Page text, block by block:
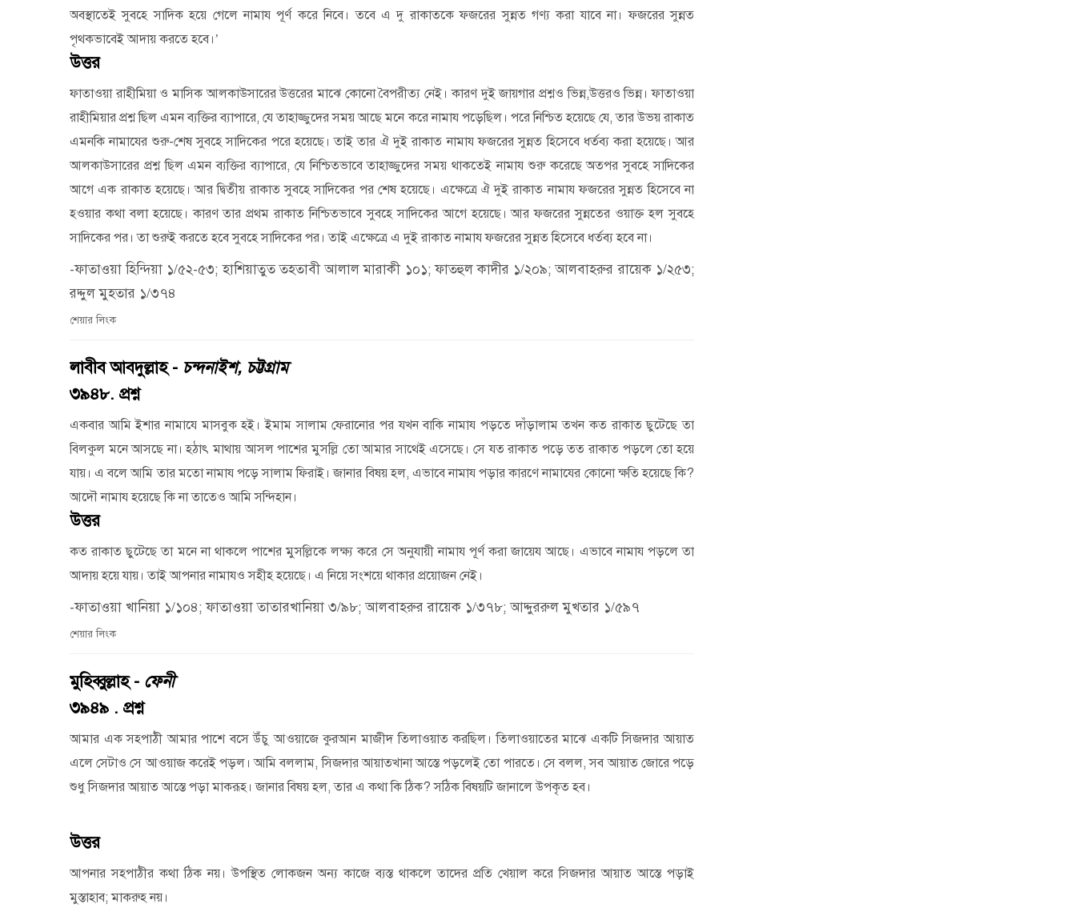
অবস্থাতেই সুবহে সাদিক হয়ে গেলে নামায পূর্ণ করে নিবে। তবে এ দু রাকাতকে ফজরের সুন্নত গণ্য করা যাবে না। ফজরের সুন্নত
পৃথকভাবেই আদায় করতে হবে।’
উত্তর
ফাতাওয়া রাহীমিয়া ও মাসিক আলকাউসারের উত্তরের মাঝে কোনো বৈপরীত্য নেই। কারণ দুই জায়গার প্রশ্নও ভিন্ন,উত্তরও ভিন্ন। ফাতাওয়া
রাহীমিয়ার প্রশ্ন ছিল এমন ব্যক্তির ব্যাপারে,যে তাহাজ্জুদের সময় আছে মনে করে নামায পড়েছিল। পরে নিশ্চিত হয়েছে যে,তার উভয় রাকাত
এমনকি নামাযের শুরু-শেষ সুবহে সাদিকের পরে হয়েছে। তাই তার ঐ দুই রাকাত নামায ফজরের সুন্নত হিসেবে ধর্তব্য করা হয়েছে। আর
আলকাউসারের প্রশ্ন ছিল এমন ব্যক্তির ব্যাপারে, যে নিশ্চিতভাবে তাহাজ্জুদের সময় থাকতেই নামায শুরু করেছে অতপর সুবহে সাদিকের
আগে এক রাকাত হয়েছে। আর দ্বিতীয় রাকাত সুবহে সাদিকের পর শেষ হয়েছে। এক্ষেত্রে ঐ দুই রাকাত নামায ফজরের সুন্নত হিসেবে না
হওয়ার কথা বলা হয়েছে। কারণ তার প্রথম রাকাত নিশ্চিতভাবে সুবহে সাদিকের আগে হয়েছে। আর ফজরের সুন্নতের ওয়াক্ত হল সুবহে
সাদিকের পর। তা শুরুই করতে হবে সুবহে সাদিকের পর। তাই এক্ষেত্রে এ দুই রাকাত নামায ফজরের সুন্নত হিসেবে ধর্তব্য হবে না।
-ফাতাওয়া হিন্দিয়া ১/৫২-৫৩; হাশিয়াতুত তহতাবী আলাল মারাকী ১০১; ফাতহুল কাদীর ১/২০৯; আলবাহরুর রায়েক ১/২৫৩;
রদ্দুল মুহতার ১/৩৭৪
শেয়ার লিংক
লাবীব আবদুল্লাহ - চন্দনাইশ, চট্টগ্রাম
৩৯৪৮. প্রশ্ন
একবার আমি ইশার নামাযে মাসবুক হই। ইমাম সালাম ফেরানোর পর যখন বাকি নামায পড়তে দাঁড়ালাম তখন কত রাকাত ছুটেছে তা
বিলকুল মনে আসছে না। হঠাৎ মাথায় আসল পাশের মুসল্লি তো আমার সাথেই এসেছে ।সে যত রাকাত পড়ে তত রাকাত পড়লে তো হয়ে
যায়। এ বলে আমি তার মতো নামায পড়ে সালাম ফিরাই। জানার বিষয় হল, এভাবে নামায পড়ার কারণে নামাযের কোনো ক্ষতি হয়েছে কি?
আদৌ নামায হয়েছে কি না তাতেও আমি সন্দিহান।
উত্তর
কত রাকাত ছুটেছে তা মনে না থাকলে পাশের মুসল্লিকে লক্ষ্য করে সে অনুযায়ী নামায পূর্ণ করা জায়েয আছে। এভাবে নামায পড়লে তা
আদায় হয়ে যায়। তাই আপনার নামাযও সহীহ হয়েছে। এ নিয়ে সংশয়ে থাকার প্রয়োজন নেই।
-ফাতাওয়া খানিয়া ১/১০৪; ফাতাওয়া তাতারখানিয়া ৩/৯৮; আলবাহরুর রায়েক ১/৩৭৮; আদ্দুররুল মুখতার ১/৫৯৭
শেয়ার লিংক
মুহিব্বুল্লাহ - ফেনী
৩৯৪৯ . প্রশ্ন
আমার এক সহপাঠী আমার পাশে বসে উঁচু আওয়াজে কুরআন মাজীদ তিলাওয়াত করছিল। তিলাওয়াতের মাঝে একটি সিজদার আয়াত
এলে সেটাও সে আওয়াজ করেই পড়ল। আমি বললাম,সিজদার আয়াতখানা আস্তে পড়লেই তো পারতে। সে বলল,সব আয়াত জোরে পড়ে
শুধু সিজদার আয়াত আস্তে পড়া মাকরূহ। জানার বিষয় হল,তার এ কথা কি ঠিক?সঠিক বিষয়টি জানালে উপকৃত হব।
উত্তর
আপনার সহপাঠীর কথা ঠিক নয়। উপস্থিত লোকজন অন্য কাজে ব্যস্ত থাকলে তাদের প্রতি খেয়াল করে সিজদার আয়াত আস্তে পড়াই
মুস্তাহাব;মাকরুহ নয়।